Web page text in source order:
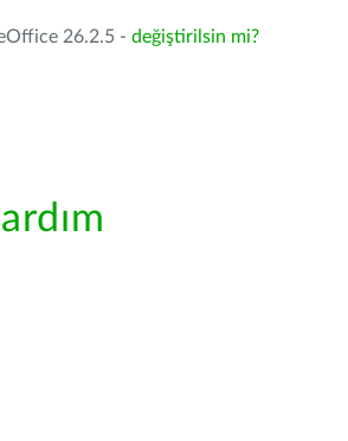
26.2.5 - değiştirilsin mi?